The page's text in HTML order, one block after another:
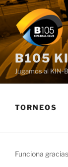
Saltar
al
contenido
B105
Jugamos al KIN-
TORNEOS
Funciona